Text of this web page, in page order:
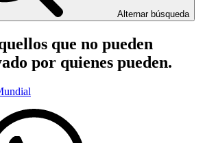
Alternar búsqueda
que no pueden
por quienes pueden.